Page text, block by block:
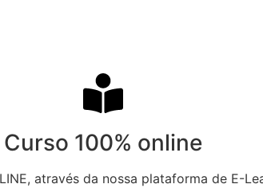
Curso 100% online​
através da nossa plataforma de E-